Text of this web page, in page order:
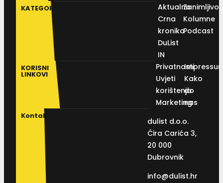
KATEGORIJE
Aktualno
Crna
kronika
DuList
IN
Kolumne
Podcast
KORISNI
LINKOVI
Privatnosti
Uvjeti
korištenja
Marketing
Kako
do
nas
Kontakt
dulist d.o.o.
Ćira Carića 3,
20 000
Dubrovnik
info@dulist.hr